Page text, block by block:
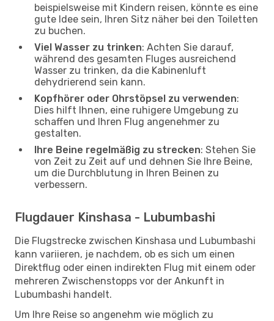
beispielsweise mit Kindern reisen, könnte es eine
gute Idee sein, Ihren Sitz näher bei den Toiletten
zu buchen.
Viel Wasser zu trinken: Achten Sie darauf,
während des gesamten Fluges ausreichend
Wasser zu trinken, da die Kabinenluft
dehydrierend sein kann.
Kopfhörer oder Ohrstöpsel zu verwenden:
Dies hilft Ihnen, eine ruhigere Umgebung zu
schaffen und Ihren Flug angenehmer zu
gestalten.
Ihre Beine regelmäßig zu strecken: Stehen Sie
von Zeit zu Zeit auf und dehnen Sie Ihre Beine,
um die Durchblutung in Ihren Beinen zu
verbessern.
Flugdauer Kinshasa - Lubumbashi
Die Flugstrecke zwischen Kinshasa und Lubumbashi
kann variieren, je nachdem, ob es sich um einen
Direktflug oder einen indirekten Flug mit einem oder
mehreren Zwischenstopps vor der Ankunft in
Lubumbashi handelt.
Um Ihre Reise so angenehm wie möglich zu